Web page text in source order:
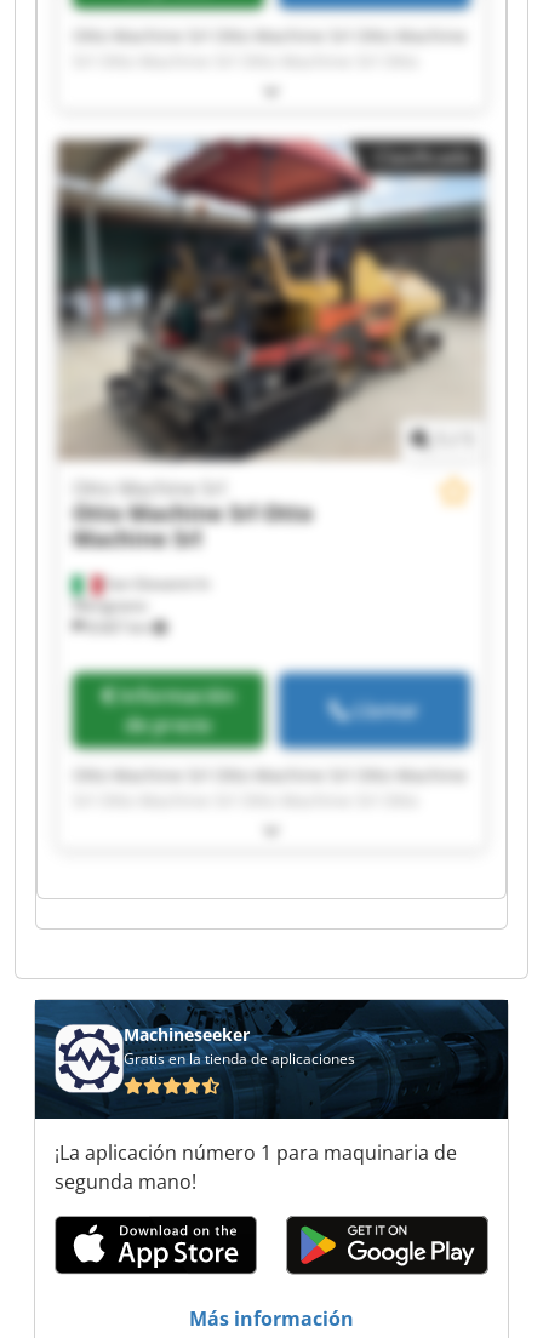
Otto Machine Srl Otto Machine Srl Otto Machine
Machine Srl Otto Machine Srl Otto Machine Srl
Srl Otto Machine Srl Otto Machine Srl Otto
Machine Srl Otto Machine Srl Otto Machine Srl
Otto Machine Srl Otto Machine Srl Otto Machine
Srl Otto Machine Srl
Clasificado
San Giovanni In
Marignano
8.667 km
Otto Machine Srl
Otto Machine SrlOtto
Machine Srl
Información
de precio
Llamar
Otto Machine Srl Otto Machine Srl Otto Machine
Machine Srl Otto Machine Srl Otto Machine Srl
Machine Srl Otto Machine Srl Otto Machine Srl
Otto Machine Srl Otto Machine Srl Otto Machine
Machineseeker
Gratis en la tienda de aplicaciones
¡La aplicación número 1 para maquinaria de
segunda mano!
Más información